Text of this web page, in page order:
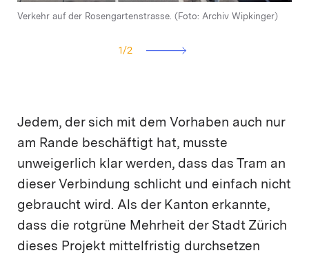
Verkehr auf der Rosengartenstrasse. (Foto: Archiv Wipkinger)
Christoph Marty, SVP
1 /2
Jedem, der sich mit dem Vorhaben auch nur
am Rande beschäftigt hat, musste
unweigerlich klar werden, dass das Tram an
dieser Verbindung schlicht und einfach nicht
gebraucht wird. Als der Kanton erkannte,
dass die rotgrüne Mehrheit der Stadt Zürich
dieses Projekt mittelfristig durchsetzen